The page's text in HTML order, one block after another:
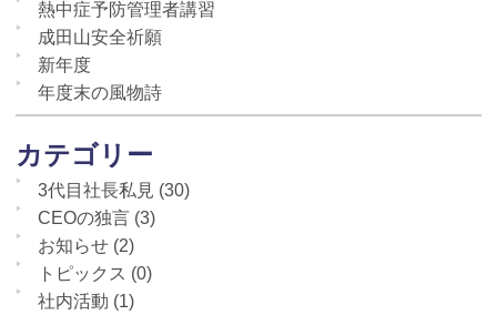
熱中症予防管理者講習
成田山安全祈願
新年度
年度末の風物詩
カテゴリー
3代目社長私見 (30)
CEOの独言 (3)
お知らせ (2)
トピックス (0)
社内活動 (1)